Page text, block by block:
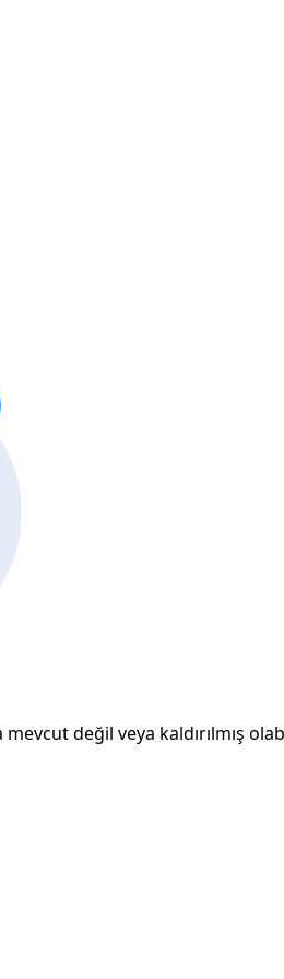
değil veya kaldırılmış